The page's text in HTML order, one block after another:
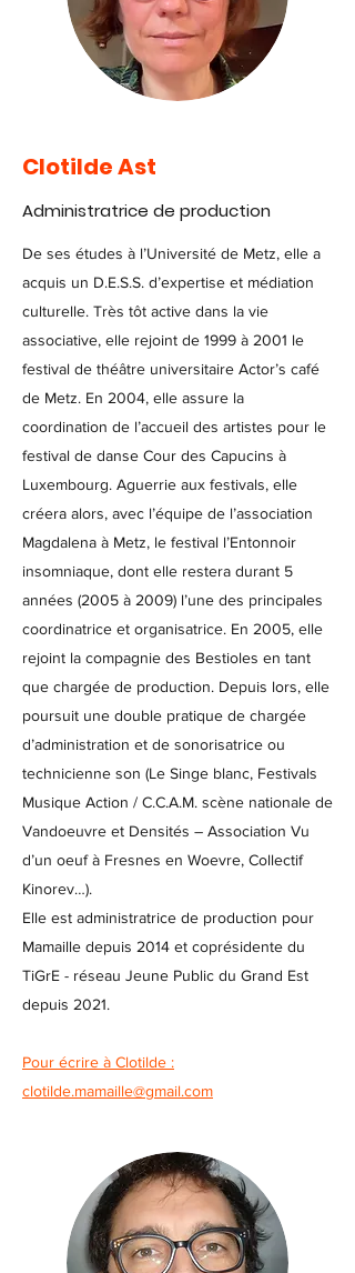
Clotilde Ast
Administratrice de production
De ses études à l’Université de Metz, elle a
acquis un D.E.S.S. d’expertise et médiation
culturelle. Très tôt active dans la vie
associative, elle rejoint de 1999 à 2001 le
festival de théâtre universitaire Actor’s café
de Metz. En 2004, elle assure la
coordination de l’accueil des artistes pour le
festival de danse Cour des Capucins à
Luxembourg. Aguerrie aux festivals, elle
créera alors, avec l’équipe de l’association
Magdalena à Metz, le festival l’Entonnoir
insomniaque, dont elle restera durant 5
années (2005 à 2009) l’une des principales
coordinatrice et organisatrice. En 2005, elle
rejoint la compagnie des Bestioles en tant
que chargée de production. Depuis lors, elle
poursuit une double pratique de chargée
d’administration et de sonorisatrice ou
technicienne son (Le Singe blanc, Festivals
Musique Action / C.C.A.M. scène nationale de
Vandoeuvre et Densités – Association Vu
d’un oeuf à Fresnes en Woevre, Collectif
Kinorev…).
Elle est administratrice de production pour
Mamaille depuis 2014 et coprésidente du
TiGrE - réseau Jeune Public du Grand Est
depuis 2021.
Pour écrire à Clotilde :
clotilde.mamaille@gmail.com